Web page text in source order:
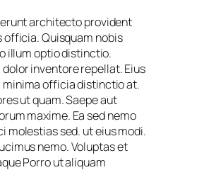
architecto provident
officia. Quisquam nobis
illum optio distinctio.
inventore repellat. Eius
officia distinctio at.
ut quam. Saepe aut
maxime. Ea sed nemo
molestias sed. ut eius modi.
nemo. Voluptas et
Porro ut aliquam